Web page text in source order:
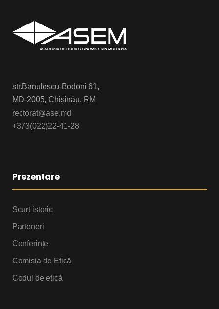
str.Banulescu-Bodoni 61,
MD-2005, Chișinău, RM
rectorat@ase.md
+373(022)22-41-28
Prezentare
Scurt istoric
Parteneri
Conferințe
Comisia de Etică
Codul de etică